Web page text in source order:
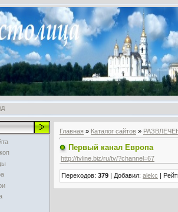
Главная » Каталог сайтов »
Первый канал Европа
http://tvline.biz/ru/tv/?channel=67
Переходов: 379 | Добавил: alekc |